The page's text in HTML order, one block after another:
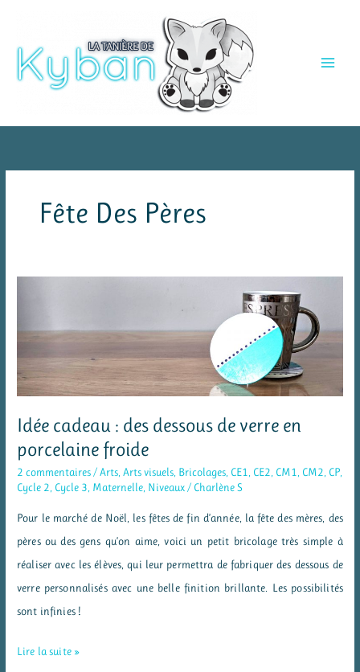
contenu
Fête Des Pères
Idée cadeau : des dessous de verre en
porcelaine froide
2 commentaires/Arts,Arts visuels, Bricolages, CE1, CE2, CM1, CM2, CP,
Cycle 2, Cycle 3, Maternelle, Niveaux/ Charlène S
Pour le marché de Noël, les fêtes de fin d’année, la fête des mères, des
pères ou des gens qu’on aime, voici un petit bricolage très simple à
réaliser avec les élèves, qui leur permettra de fabriquer des dessous de
verre personnalisés avec une belle finition brillante. Les possibilités
sont infinies !
Idée
Lire la suite »